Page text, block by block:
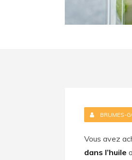
BRUMES-
Vous avez
dans l’huile